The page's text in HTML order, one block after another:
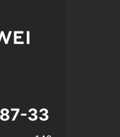
33